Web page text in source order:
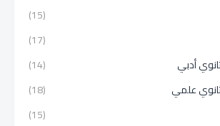
(15)
(17)
أدبي
(14)
علمي
(18)
(15)